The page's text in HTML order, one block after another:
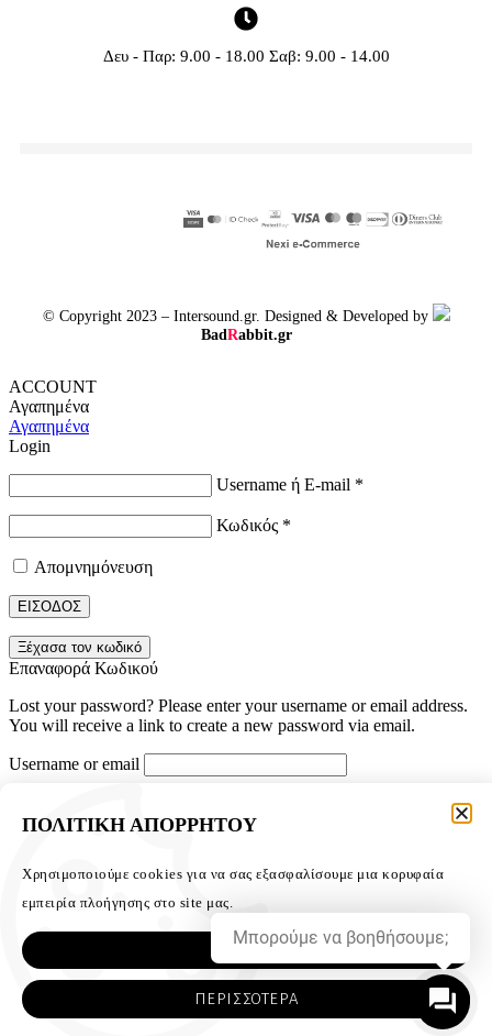
Δευ - Παρ: 9.00 - 18.00 Σαβ: 9.00 - 14.00
© Copyright 2023 – Intersound.gr. Designed & Developed by
BadRabbit.gr
ACCOUNT
Αγαπημένα
Αγαπημένα
Login
Username ή E-mail *
Κωδικός *
Απομνημόνευση
ΕΙΣΟΔΟΣ
Ξέχασα τον κωδικό
Επαναφορά Κωδικού
Lost your password? Please enter your username or email address.
You will receive a link to create a new password via email.
Username or email
ΚΑΛΑΘΙ0
ΕΙΔΑΤΕ ΠΡΟΣΦΑΤΑ0
Προστέθηκε
Προβολή Αγαπημένων
Search intersound.gr
ΠΟΛΙΤΙΚΗ ΑΠΟΡΡΗΤΟΥ
Χρησιμοποιούμε cookies για να σας εξασφαλίσουμε μια κορυφαία
εμπειρία πλοήγησης στο site μας.
ΕΝΤΑΞΕΙ
ΠΕΡΙΣΣΟΤΕΡΑ
Μπορούμε να βοηθήσουμε;